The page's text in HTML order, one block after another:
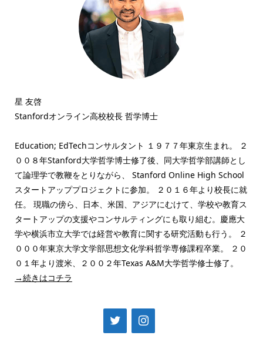
星 友啓
Stanfordオンライン高校校長 哲学博士
Education; EdTechコンサルタント １９７７年東京生まれ。 ２
００８年Stanford大学哲学博士修了後、同大学哲学部講師とし
て論理学で教鞭をとりながら、 Stanford Online High School
スタートアッププロジェクトに参加。 ２０１６年より校長に就
任。 現職の傍ら、日本、米国、アジアにむけて、学校や教育ス
タートアップの支援やコンサルティングにも取り組む。慶應大
学や横浜市立大学では経営や教育に関する研究活動も行う。 ２
０００年東京大学文学部思想文化学科哲学専修課程卒業。 ２０
０１年より渡米、２００２年Texas A&M大学哲学修士修了。
→続きはコチラ